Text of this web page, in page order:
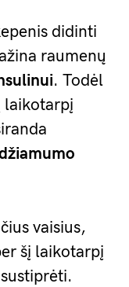
didinti
raumenų
. Todėl
laikotarpį
vaisius,
šį laikotarpį